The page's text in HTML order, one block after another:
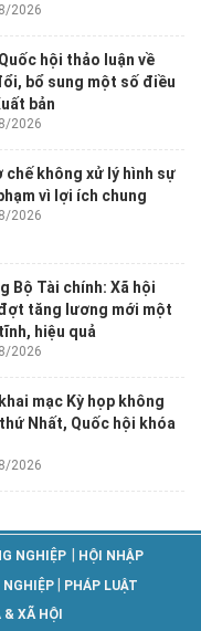
2026
hội thảo luận về
bổ sung một số điều
bản
2026
chế không xử lý hình sự
vì lợi ích chung
2026
Bộ Tài chính: Xã hội
tăng lương mới một
hiệu quả
2026
mạc Kỳ họp không
Nhất, Quốc hội khóa
2026
NGHIỆP HỘI NHẬP
NGHIỆP PHÁP LUẬT
XÃ HỘI